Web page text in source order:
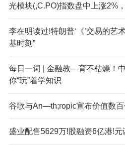
光模块(,C.PO)指数盘中上涨2%
李在明读过!特朗普‘《’交易的艺
基时刻”
每日一词 | 金融教—育不枯燥！
你“玩”着学知识
谷歌与An—th;ropic宣布价值数
盛业配售5629万!股融资6亿港!元